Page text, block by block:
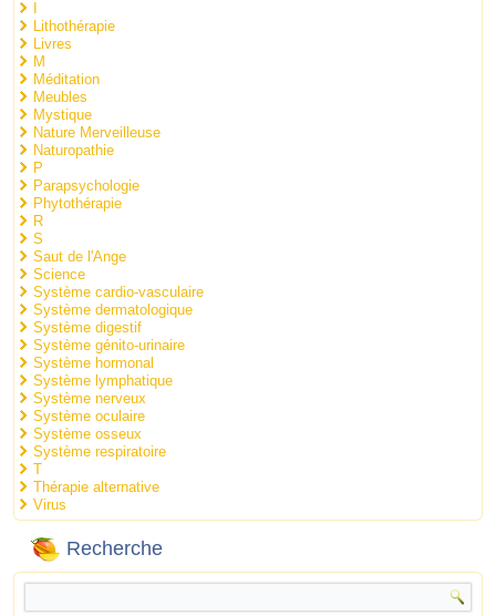
Lithothérapie
Livres
M
Méditation
Meubles
Mystique
Nature Merveilleuse
Naturopathie
P
Parapsychologie
Phytothérapie
R
S
Saut de l'Ange
Science
Système cardio-vasculaire
Système dermatologique
Système digestif
Système génito-urinaire
Système hormonal
Système lymphatique
Système nerveux
Système oculaire
Système osseux
Système respiratoire
T
Thérapie alternative
Virus
Recherche